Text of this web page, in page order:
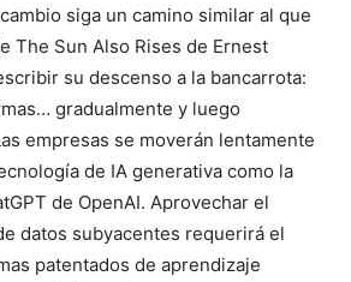
siga un camino similar al que
The Sun Also Rises de Ernest
su descenso a la bancarrota:
gradualmente y luego
empresas se moverán lentamente
de IA generativa como la
de OpenAI. Aprovechar el
datos subyacentes requerirá el
patentados de aprendizaje